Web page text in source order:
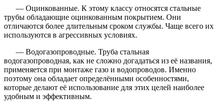
— Оцинкованные. К этому классу относятся стальные
трубы обладающие оцинкованным покрытием. Они
отличаются более длительным сроком службы. Чаще всего их
используются в агрессивных условиях.
— Водогазопроводные. Труба стальная
водогазопроводная, как не сложно догадаться из её названия,
применяется при монтаже газо и водопроводов. Именно
поэтому она обладает определёнными особенностями,
которые делают её использование для этих целей наиболее
удобным и эффективным.